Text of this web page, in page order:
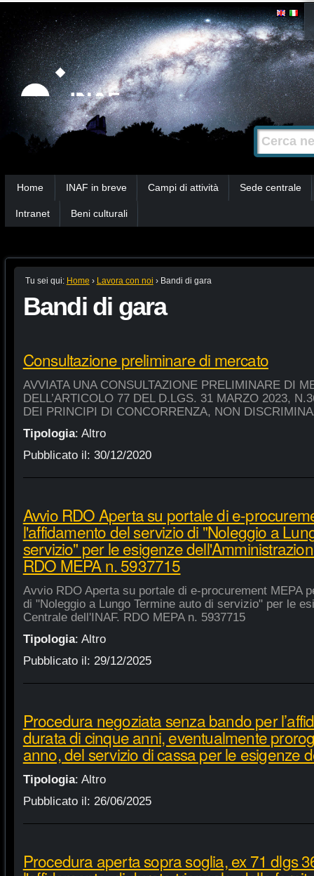
Strumenti
personali
Salta
contenuti.
|
Salta
alla
navigazione
Cerca nel
Ricerca
avanzata…
Home INAF in breve Campi di attività Sede centrale
Intranet Beni culturali
Tu sei qui: Home › Lavora con noi › Bandi di gara
Bandi di gara
Consultazione preliminare di mercato
AVVIATA UNA CONSULTAZIONE PRELIMINARE DI
DELL’ARTICOLO 77 DEL D.LGS. 31 MARZO 2023,
DEI PRINCIPI DI CONCORRENZA, NON
Tipologia: Altro
Pubblicato il: 30/12/2020
Avvio RDO Aperta su portale di e-
l'affidamento del servizio di "Noleggio a
servizio" per le esigenze
RDO MEPA n. 5937715
Avvio RDO Aperta su portale di e-procurement MEPA
di "Noleggio a Lungo Termine auto di servizio" per le
Centrale dell'INAF. RDO MEPA n. 5937715
Tipologia: Altro
Pubblicato il: 29/12/2025
Procedura negoziata senza bando per
durata di cinque anni, eventualmente
anno, del servizio di cassa per le esigenze
Tipologia: Altro
Pubblicato il: 26/06/2025
Procedura aperta sopra soglia, ex 71 dlgs